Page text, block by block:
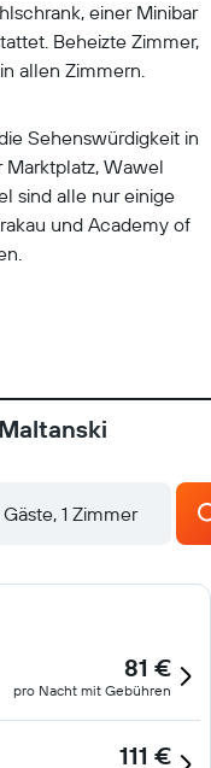
einer Minibar
Beheizte Zimmer,
allen Zimmern.
Sehenswürdigkeit in
Wawel
sind alle nur einige
und Academy of
1 Zimmer
81 €
pro Nacht mit Gebühren
111 €